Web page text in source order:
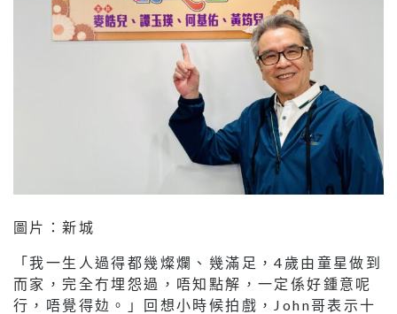
圖片：新城
「我一生人過得都幾燦爛、幾滿足，4歲由童星做到
而家，完全冇埋怨過，唔知點解，一定係好鍾意呢
行，唔覺得攰。」回想小時候拍戲，John哥表示十